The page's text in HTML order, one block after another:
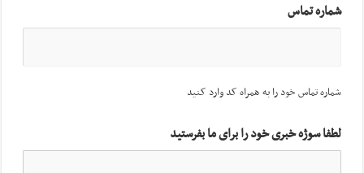
شماره تماس
شماره تماس خود را به همراه کد وارد کنید
لطفا سوژه خبری خود را برای ما بفرستید